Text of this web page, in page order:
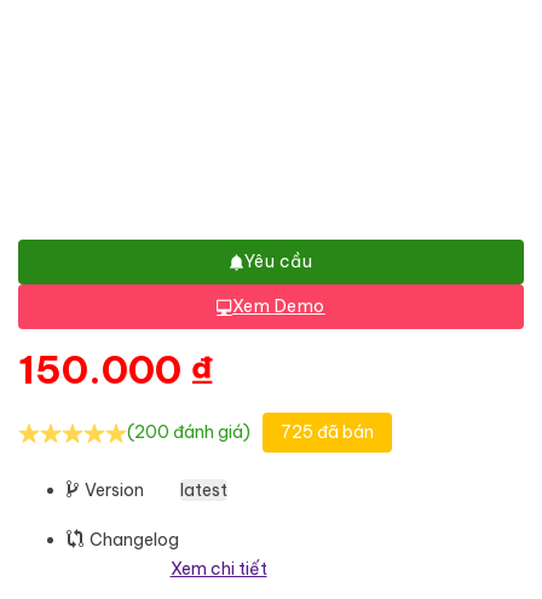
Yêu cầu
Xem Demo
150.000 ₫
(200 đánh giá) 725 đã bán
Version latest
Changelog
Xem chi tiết